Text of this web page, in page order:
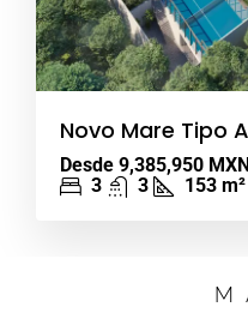
Novo Mare Tipo A
Desde 9,385,950
3
3 153 m²